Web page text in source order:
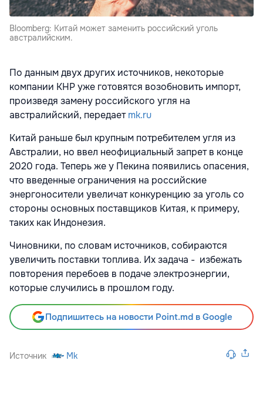
Bloomberg: Китай может заменить российский уголь
австралийским.
По данным двух других источников, некоторые
компании КНР уже готовятся возобновить импорт,
произведя замену российского угля на
австралийский, передаетmk.ru
Китай раньше был крупным потребителем угля из
Австралии, но ввел неофициальный запрет в конце
2020 года. Теперь же у Пекина появились опасения,
что введенные ограничения на российские
энергоносители увеличат конкуренцию за уголь со
стороны основных поставщиков Китая, к примеру,
таких как Индонезия.
Чиновники, по словам источников, собираются
увеличить поставки топлива. Их задача - избежать
повторения перебоев в подаче электроэнергии,
которые случились в прошлом году.
Подпишитесь на новости Point.md в Google
Источник Mk